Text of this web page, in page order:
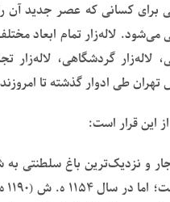
کسانی که عصر جدید آن را
لاله‌زار تمام ابعاد
لاله‌زار گردشگاهی، لاله‌زار
طی ادوار گذشته تا
این قرار است:
و نزدیک‌ترین باغ سلطنتی